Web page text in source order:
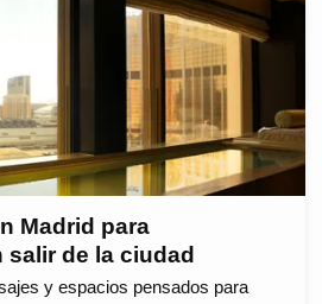
Madrid para
de la ciudad
y espacios pensados para